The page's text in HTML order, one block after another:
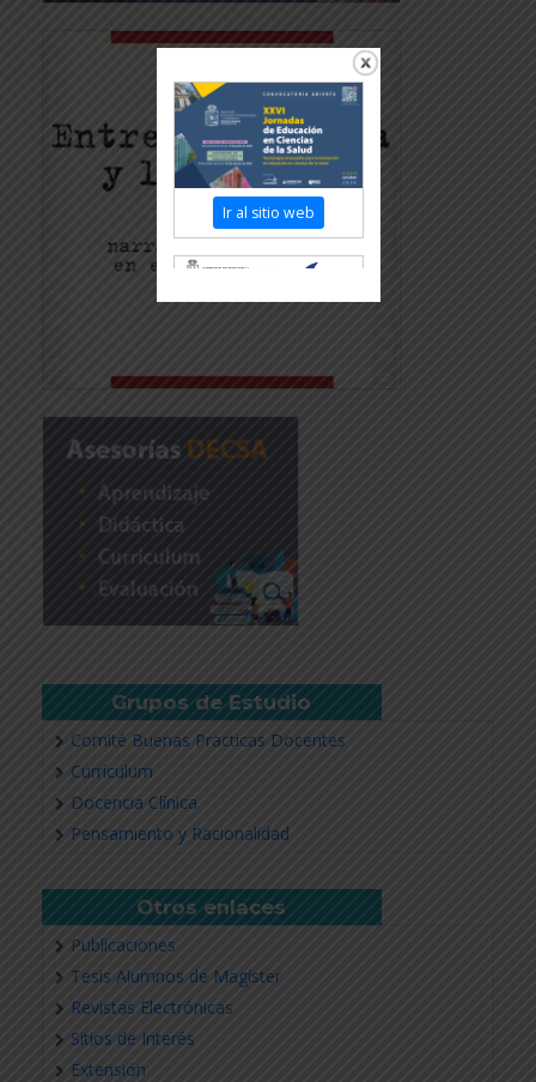
Grupos de Estudio
Comité Buenas Practicas Docentes
Currículum
Docencia Clínica
Pensamiento y Racionalidad
Otros enlaces
Publicaciones
Tesis Alumnos de Magíster
Revistas Electrónicas
Sitios de Interés
Extensión
Ir al sitio web
Revisar más información